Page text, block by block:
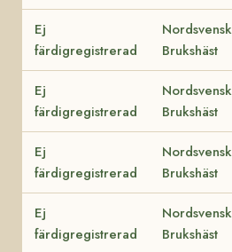
Ej
färdigregistrerad
Nordsvensk
Brukshäst
Ej
färdigregistrerad
Nordsvensk
Brukshäst
Ej
färdigregistrerad
Nordsvensk
Brukshäst
Ej
färdigregistrerad
Nordsvensk
Brukshäst